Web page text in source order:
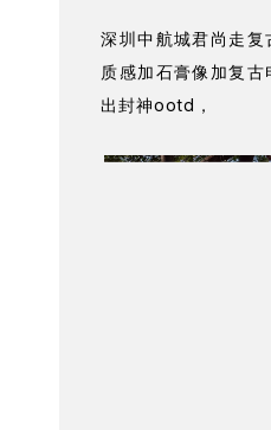
深圳中航城君尚走
质感加石膏像加复古
出封神ootd，